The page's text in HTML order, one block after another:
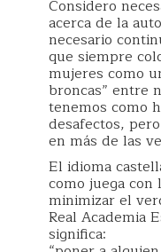
Considero
acerca de la
necesario
que siempre
mujeres como
broncas” entre
tenemos como
desafectos,
en más de las
El idioma
como juega con
minimizar el
Real Academia
significa: